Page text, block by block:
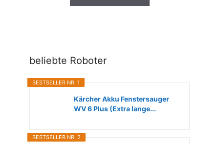
beliebte Roboter
BESTSELLER NR. 1
Kärcher Akku Fenstersauger
WV 6 Plus (Extra lange...
BESTSELLER NR. 2